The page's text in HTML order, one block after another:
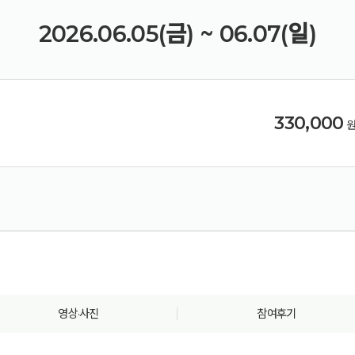
2026.06.05(금) ~ 06.07(일)
330,000 원
영상·사진 참여후기